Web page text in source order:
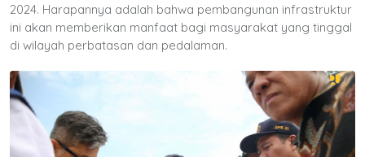
2024. Harapannya adalah bahwa pembangunan infrastruktur
ini akan memberikan manfaat bagi masyarakat yang tinggal
di wilayah perbatasan dan pedalaman.